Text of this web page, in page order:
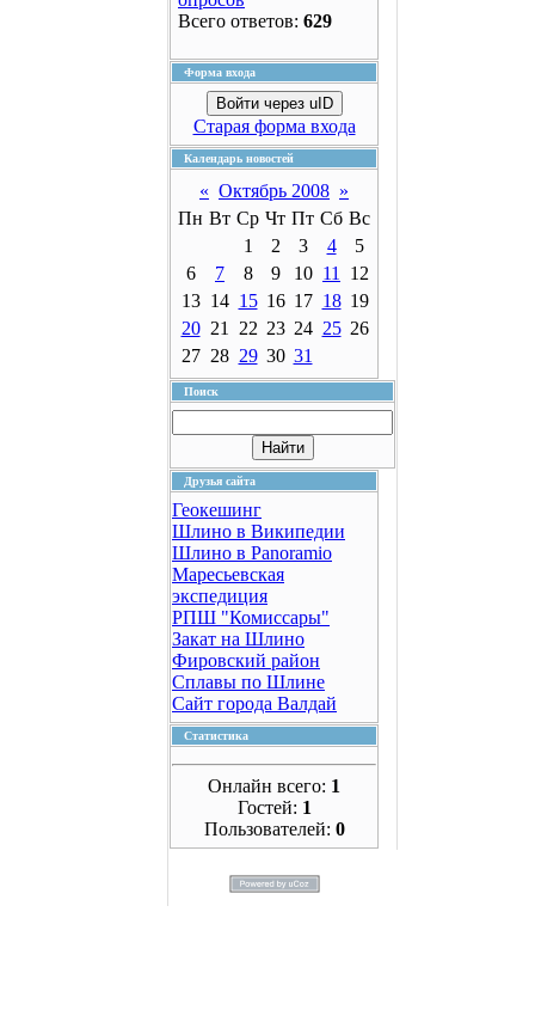
Всего ответов: 629
Форма входа
Войти через uID
Старая форма входа
Календарь новостей
« Октябрь 2008 »
Пн Вт Ср Чт Пт Сб Вс
1
2 3 4
5
6
7 8 9 10 11
12
13 14 15 16 17 18 19
20 21 22 23 24 25 26
27 28 29 30 31
Поиск
Друзья сайта
Геокешинг
Шлино в Википедии
Шлино в Panoramio
Маресьевская
экспедиция
РПШ "Комиссары"
Закат на Шлино
Фировский район
Сплавы по Шлине
Сайт города Валдай
Статистика
Онлайн всего: 1
Гостей: 1
Пользователей: 0